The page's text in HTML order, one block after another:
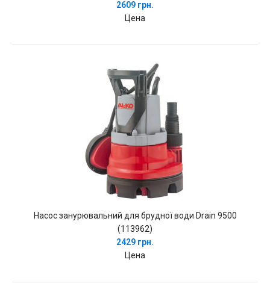
2609 грн.
Цена
Насос занурювальний для брудної води Drain 9500
(113962)
2429 грн.
Цена